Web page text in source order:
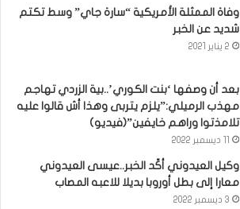
وفاة الممثلة الأمريكية “سارة جاي” وسط تكتم
شديد عن الخبر
2 يناير 2021
بعد أن وصفها ‘بنت الكوري’..بية الزردي تهاجم
مهذب الرميلي:”يلزم يتربى وهذا أش قالوا عليه
تلامذتوا وراهم خايفين”(فيديو)
وكيل العيدوني أكّد الخبر..عيسى العيدوني
معارا إلى بطل أوروبا بديلا للاعبه المصاب
3 ديسمبر 2022